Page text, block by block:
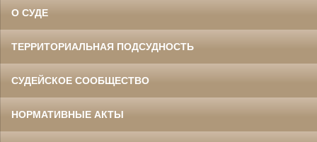
О СУДЕ
ТЕРРИТОРИАЛЬНАЯ ПОДСУДНОСТЬ
СУДЕЙСКОЕ СООБЩЕСТВО
НОРМАТИВНЫЕ АКТЫ